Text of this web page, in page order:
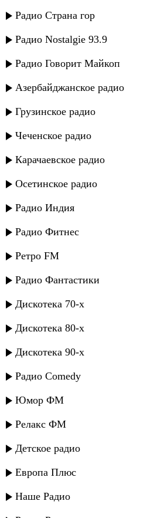
Радио Страна гор
Радио Nostalgie 93.9
Радио Говорит Майкоп
Азербайджанское радио
Грузинское радио
Чеченское радио
Карачаевское радио
Осетинское радио
Радио Индия
Радио Фитнес
Ретро FM
Радио Фантастики
Дискотека 70-х
Дискотека 80-х
Дискотека 90-х
Радио Comedy
Юмор ФМ
Релакс ФМ
Детское радио
Европа Плюс
Наше Радио